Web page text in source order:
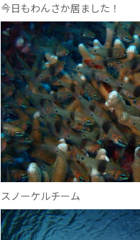
今日もわんさか居ました！
スノーケルチーム